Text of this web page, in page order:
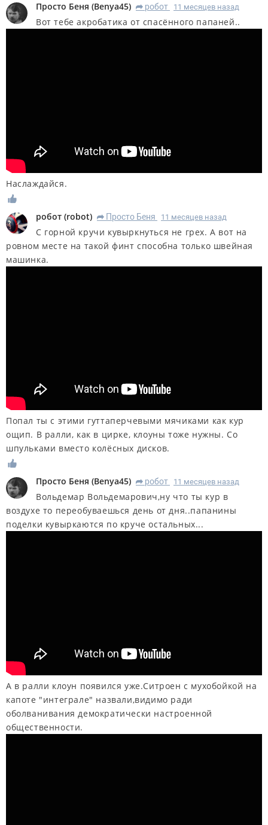
Просто Беня (Benya45) R робот 11 месяцев назад
Вот тебе акробатика от спасённого папаней..
Наслаждайся.
робот (robot) R Просто Беня 11 месяцев назад
С горной кручи кувыркнуться не грех. А вот на
ровном месте на такой финт способна только швейная
машинка.
Попал ты с этими гуттаперчевыми мячиками как кур
ощип. В ралли, как в цирке, клоуны тоже нужны. Со
шпульками вместо колёсных дисков.
Просто Беня (Benya45) R робот 11 месяцев назад
Вольдемар Вольдемарович,ну что ты кур в
воздухе то переобуваешься день от дня..папанины
поделки кувыркаются по круче остальных...
А в ралли клоун появился уже.Ситроен с мухобойкой на
капоте "интеграле" назвали,видимо ради
оболванивания демократически настроенной
общественности.